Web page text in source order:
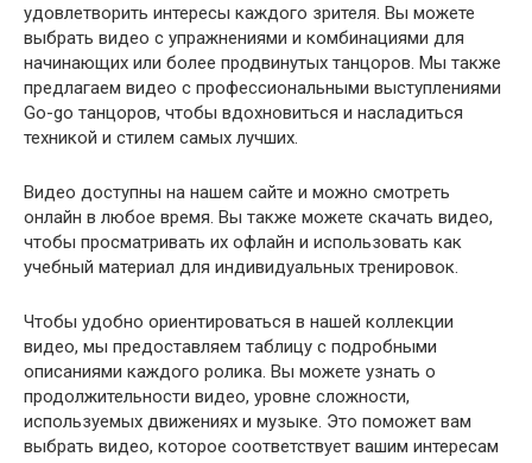
удовлетворить интересы каждого зрителя. Вы можете
выбрать видео с упражнениями и комбинациями для
начинающих или более продвинутых танцоров. Мы также
предлагаем видео с профессиональными выступлениями
Go-go танцоров, чтобы вдохновиться и насладиться
техникой и стилем самых лучших.
Видео доступны на нашем сайте и можно смотреть
онлайн в любое время. Вы также можете скачать видео,
чтобы просматривать их офлайн и использовать как
учебный материал для индивидуальных тренировок.
Чтобы удобно ориентироваться в нашей коллекции
видео, мы предоставляем таблицу с подробными
описаниями каждого ролика. Вы можете узнать о
продолжительности видео, уровне сложности,
используемых движениях и музыке. Это поможет вам
выбрать видео, которое соответствует вашим интересам